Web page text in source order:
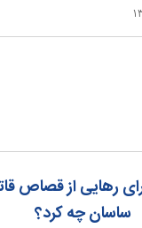
رهایی از قصاص
ساسان چه کرد؟